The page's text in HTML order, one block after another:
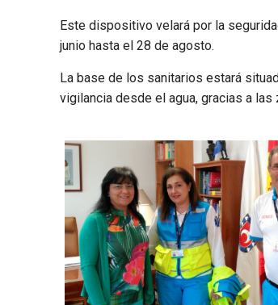
Este dispositivo velará por la
junio hasta el 28 de agosto.
La base de los sanitarios estará
vigilancia desde el agua, gracias a